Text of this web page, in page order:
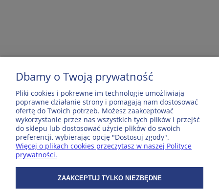
MOJE KONTO
POPULARNE PRODUKTY
ZAKUPY
WSPÓŁPRACA
Dbamy o Twoją prywatność
Pliki cookies i pokrewne im technologie umożliwiają
poprawne działanie strony i pomagają nam dostosować
ofertę do Twoich potrzeb. Możesz zaakceptować
wykorzystanie przez nas wszystkich tych plików i przejść
do sklepu lub dostosować użycie plików do swoich
preferencji, wybierając opcję "Dostosuj zgody".
Więcej o plikach cookies przeczytasz w naszej Polityce
prywatności.
ZAAKCEPTUJ TYLKO NIEZBĘDNE